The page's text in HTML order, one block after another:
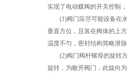
实现了电动蝶阀的开关控制
(1)阀门应尽可能设备在水
垂直方位，且装在阀体的上
温度不匀，密封结构简略泄
(2)阀门阀杆螺母的旋转方
旋转，为敞开阀门，此旋向